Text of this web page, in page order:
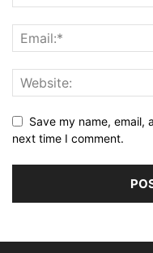
Save my name, email,
next time I comment.